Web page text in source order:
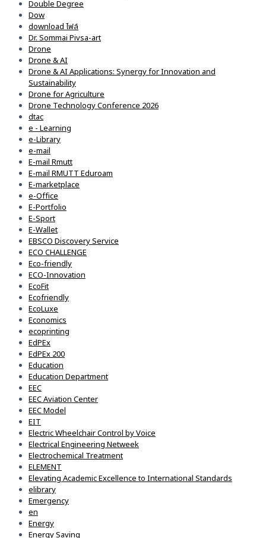
Double Degree
Dow
download ไฟล์
Dr. Sommai Pivsa-art
Drone
Drone & AI
Drone & AI Applications: Synergy for Innovation and
Sustainability
Drone for Agriculture
Drone Technology Conference 2026
dtac
e - Learning
e-Library
e-mail
E-mail Rmutt
E-mail RMUTT Eduroam
E-marketplace
e-Office
E-Portfolio
E-Sport
E-Wallet
EBSCO Discovery Service
ECO CHALLENGE
Eco-friendly
ECO-Innovation
EcoFit
Ecofriendly
EcoLuxe
Economics
ecoprinting
EdPEx
EdPEx 200
Education
Education Department
EEC
EEC Aviation Center
EEC Model
EIT
Electric Wheelchair Control by Voice
Electrical Engineering Netweek
Electrochemical Treatment
ELEMENT
Elevating Academic Excellence to International Standards
elibrary
Emergency
en
Energy
Energy Saving